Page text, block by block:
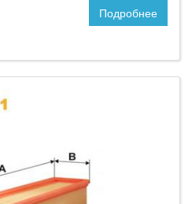
Подробнее